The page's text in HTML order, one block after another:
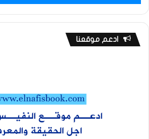
ادعم موقعنا